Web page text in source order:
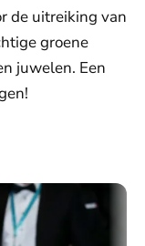
de uitreiking van
groene
juwelen. Een